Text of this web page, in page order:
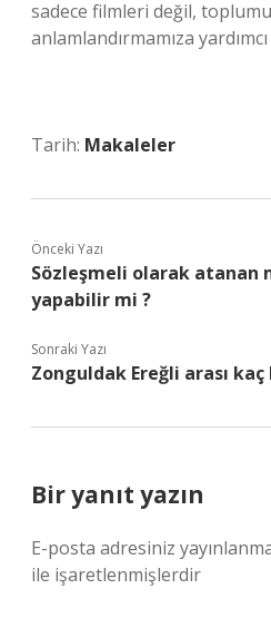
sadece filmleri değil,
anlamlandırmamıza
Tarih: Makaleler
Önceki Yazı
Sözleşmeli olarak
yapabilir mi ?
Sonraki Yazı
Zonguldak Ereğli arası kaç
Bir yanıt yazın
E-posta adresiniz
ile işaretlenmişlerdir